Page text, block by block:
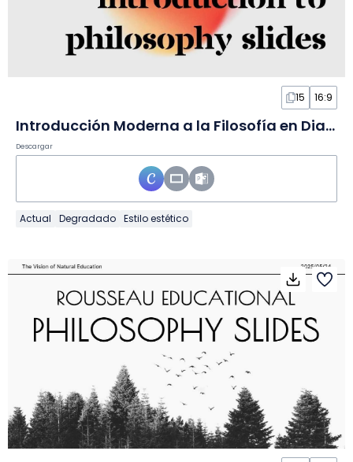
15 16:9
Introducción Moderna a la Filosofía en Diapositivas
Descargar
Actual Degradado Estilo estético